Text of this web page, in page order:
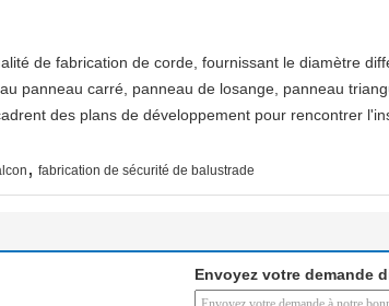
de fabrication de corde, fournissant le diamètre
panneau carré, panneau de losange, panneau
des plans de développement pour rencontrer
, fabrication de sécurité de balustrade
Envoyez votre demande